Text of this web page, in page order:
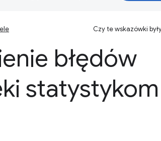
Czy te wskazówki
błędów
statystykom